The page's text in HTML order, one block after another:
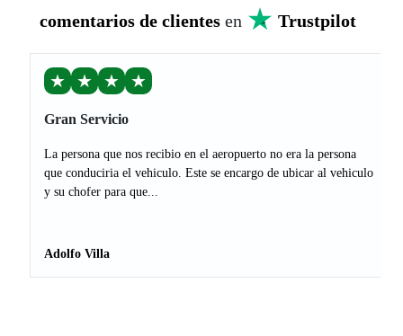
comentarios de clientes en Trustpilot
★ ★ ★ ★
Gran Servicio
La persona que nos recibio en el aeropuerto no era la persona
que conduciria el vehiculo. Este se encargo de ubicar al vehiculo
y su chofer para que...
Adolfo Villa